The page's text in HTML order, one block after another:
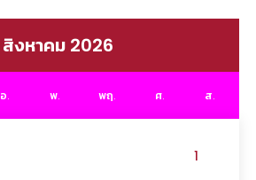
สิงหาคม 2026
อ. พ. พฤ. ศ. ส.
1